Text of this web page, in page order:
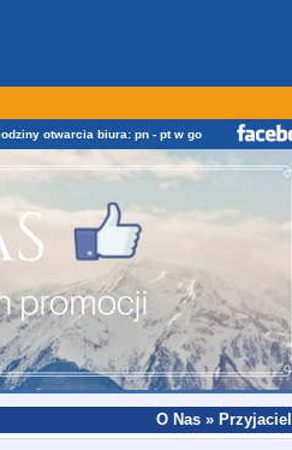
otwarcia biura: pn - pt w godz. od 08:00 do 16:00
O Nas »